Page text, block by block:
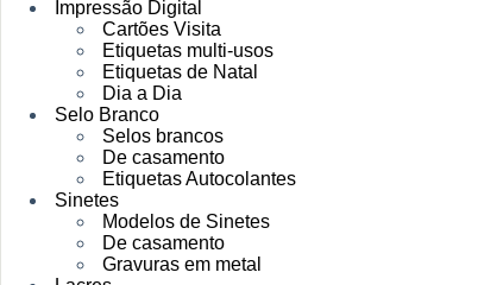
Impressão Digital
Cartões Visita
Etiquetas multi-usos
Etiquetas de Natal
Dia a Dia
Selo Branco
Selos brancos
De casamento
Etiquetas Autocolantes
Sinetes
Modelos de Sinetes
De casamento
Gravuras em metal